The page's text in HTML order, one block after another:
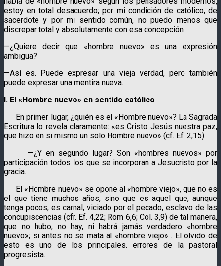
estoy en total desacuerdo; por mi condición de católico, de
sacerdote y por mi sentido común, no puedo menos que
discrepar total y absolutamente con esa concepción.
—¿Quiere decir que «hombre nuevo» es una expresión
ambigua?
—Así es. Puede expresar una vieja verdad, pero también
puede expresar una mentira nueva.
I. El «Hombre nuevo» en sentido católico
En primer lugar, ¿quién es el «Hombre nuevo»? La Sagrada
Escritura lo revela claramente: «es Cristo Jesús nuestra paz,
que hizo en si mismo un solo Hombre nuevo» (cf. Ef. 2,15).
—¿Y en segundo lugar? Son «hombres nuevos» por
participación todos los que se incorporan a Jesucristo por la
gracia.
El «Hombre nuevo» se opone al «hombre viejo», que no es
el que tiene muchos años, sino que es aquel que, aunque
tenga pocos, es carnal, viciado por el pecado, esclavo de las
concupiscencias (cfr. Ef. 4,22; Rom 6,6; Col. 3,9) de tal manera,
que no hubo, no hay, ni habrá jamás verdadero «hombre
nuevo»; si antes no se mata al «hombre viejo» . El olvido de
esto es uno de los principales. errores de la pastoral
progresista.